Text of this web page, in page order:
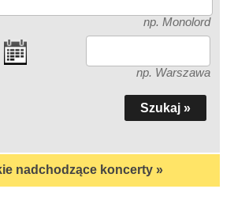
np. Monolord
np. Warszawa
nadchodzące koncerty »